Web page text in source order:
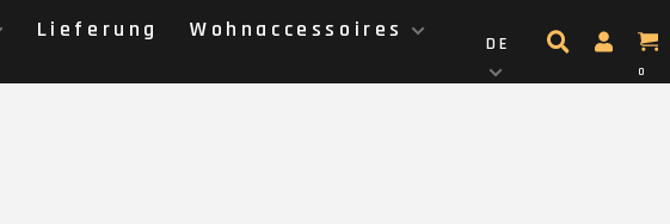
Lieferung
Wohnaccessoires
DE
0